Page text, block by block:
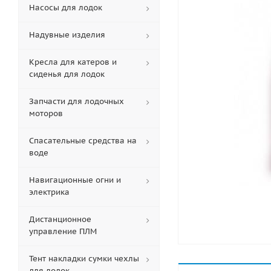
Насосы для лодок
Надувные изделия
Кресла для катеров и
сиденья для лодок
Запчасти для лодочных
моторов
Спасательные средства на
воде
Навигационные огни и
электрика
Дистанционное
управление ПЛМ
Тент накладки сумки чехлы